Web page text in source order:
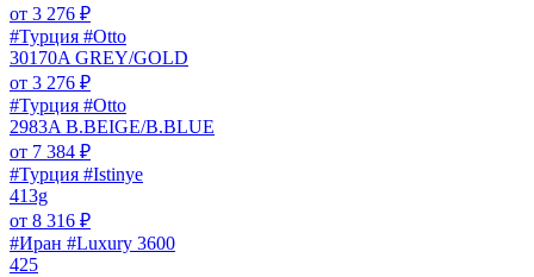
от 3 276 ₽
#Турция #Otto
30170A GREY/GOLD
от 3 276 ₽
#Турция #Otto
2983A B.BEIGE/B.BLUE
от 7 384 ₽
#Турция #Istinye
413g
от 8 316 ₽
#Иран #Luxury 3600
425